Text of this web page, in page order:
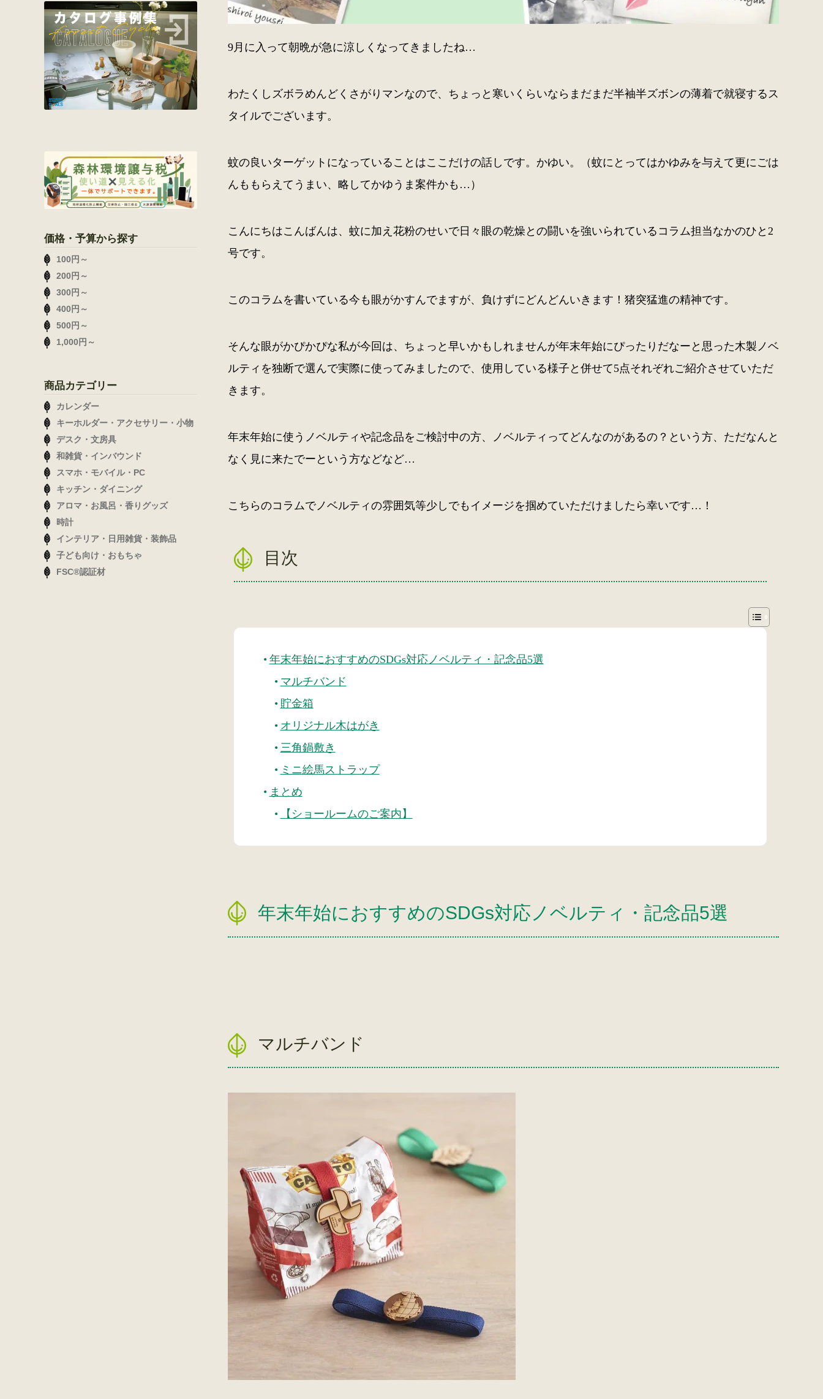
9月に入って朝晩が急に涼しくなってきましたね…
わたくしズボラめんどくさがりマンなので、ちょっと寒いくらいならまだまだ半袖半ズボンの薄着で就寝するス
タイルでございます。
蚊の良いターゲットになっていることはここだけの話しです。かゆい。（蚊にとってはかゆみを与えて更にごは
んももらえてうまい、略してかゆうま案件かも…）
こんにちはこんばんは、蚊に加え花粉のせいで日々眼の乾燥との闘いを強いられているコラム担当なかのひと2
号です。
このコラムを書いている今も眼がかすんでますが、負けずにどんどんいきます！猪突猛進の精神です。
そんな眼がかぴかぴな私が今回は、ちょっと早いかもしれませんが年末年始にぴったりだなーと思った木製ノベ
ルティを独断で選んで実際に使ってみましたので、使用している様子と併せて5点それぞれご紹介させていただ
きます。
年末年始に使うノベルティや記念品をご検討中の方、ノベルティってどんなのがあるの？という方、ただなんと
なく見に来たでーという方などなど…
こちらのコラムでノベルティの雰囲気等少しでもイメージを掴めていただけましたら幸いです…！
目次
年末年始におすすめのSDGs対応ノベルティ・記念品5選
マルチバンド
貯金箱
オリジナル木はがき
三角鍋敷き
ミニ絵馬ストラップ
まとめ
【ショールームのご案内】
年末年始におすすめのSDGs対応ノベルティ・記念品5選
マルチバンド
価格・予算から探す
100円～
200円～
300円～
400円～
500円～
1,000円～
商品カテゴリー
カレンダー
キーホルダー・アクセサリー・小物
デスク・文房具
和雑貨・インバウンド
スマホ・モバイル・PC
キッチン・ダイニング
アロマ・お風呂・香りグッズ
時計
インテリア・日用雑貨・装飾品
子ども向け・おもちゃ
FSC®認証材